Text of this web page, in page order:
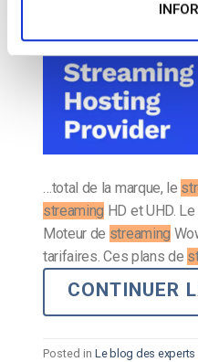
…total de la marque, le
streaming HD et UHD.
Moteur de streaming
tarifaires. Ces plans de
CONTINUER
Posted in Le blog des experts